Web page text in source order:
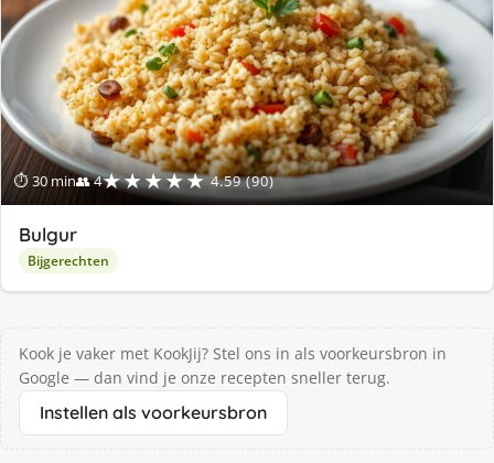
⏱ 30 min👥 4★★★★★ 4.59 (90)
Bulgur
Bijgerechten
Kook je vaker met KookJij? Stel ons in als voorkeursbron in
Google — dan vind je onze recepten sneller terug.
Instellen als voorkeursbron